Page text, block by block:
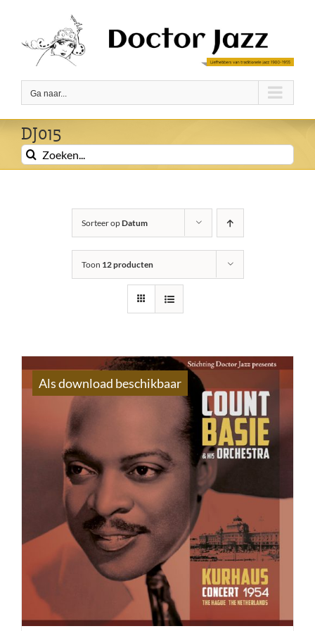
inhoud
Ga naar...
DJ015
Zoeken
naar:
Sorteer opDatum
Toon 12 producten
Als download beschikbaar